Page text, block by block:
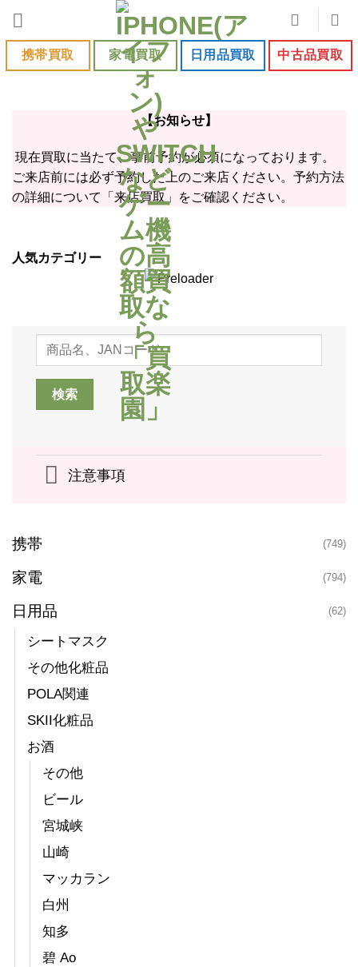
content携帯買取 家電買取 日用品買取 中古品買取
【お知らせ】
現在買取に当たて、事前予約が必須になっております。
ご来店前には必ず予約した上のご来店ください。予約方法
の詳細について「来店買取」をご確認ください。
人気カテゴリー
日用品
注意事項
携帯 (749)
家電 (794)
日用品 (62)
シートマスク
その他化粧品
POLA関連
SKII化粧品
お酒
その他
ビール
宮城峡
山崎
マッカラン
白州
知多
碧 Ao